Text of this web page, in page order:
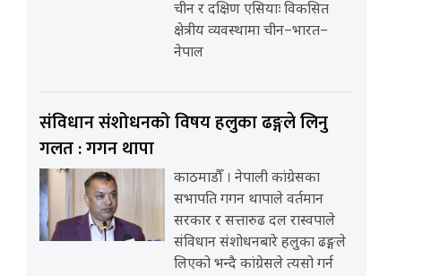
चीन र दक्षिण एसियाः विकसित
क्षेत्रीय व्यवस्थामा चीन–भारत–
नेपाल
संविधान संशोधनको विषय हलुका ढङ्गले लिनु
गलत : गगन थापा
काठमाडौँ । नेपाली कांग्रेसका
सभापति गगन थापाले वर्तमान
सरकार र सत्तारुढ दल रास्वपाले
संविधान संशोधनबारे हलुका ढङ्गले
लिएको भन्दै कांग्रेसले त्यसो गर्न